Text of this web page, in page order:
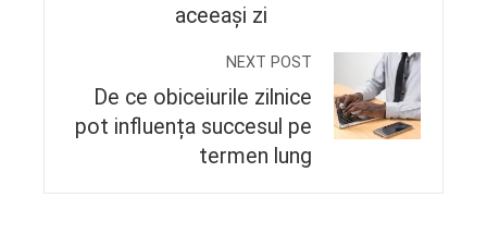
aceeași zi
NEXT POST
De ce obiceiurile zilnice
pot influența succesul pe
termen lung